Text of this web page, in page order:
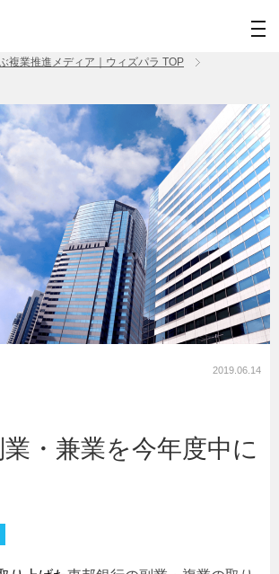
複業推進メディア｜ウィズパラ TOP
2019.06.14
・兼業を今年度中に